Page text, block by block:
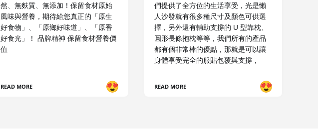
然、無麩質、無添加！保留食材原始
風味與營養，期待給您真正的「原生
好食物」、「原鄉好味道」、「原香
好食光」！ 品牌精神 保留食材營養價
值
READ MORE
們提供了全方位的生活享受，光是懶
人沙發就有很多種尺寸及顏色可供選
擇，另外還有輔助支撐的 U 型靠枕、
圓形長條抱枕等等，我們所有的產品
都有個非常棒的優點，那就是可以讓
身體享受完全的服貼包覆與支撐，
READ MORE